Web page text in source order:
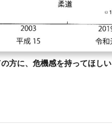
方に、危機感を持ってほしい